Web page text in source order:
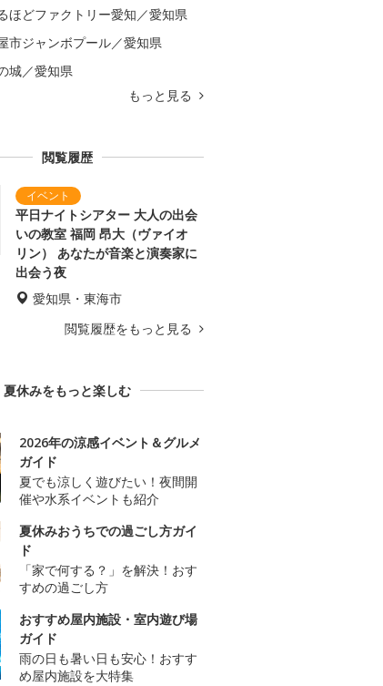
ほどファクトリー愛知／愛知県
市ジャンボプール／愛知県
城／愛知県
もっと見る
閲覧履歴
平日ナイトシアター 大人の出会
いの教室 福岡 昂大（ヴァイオ
リン） あなたが音楽と演奏家に
出会う夜
愛知県・東海市
閲覧履歴をもっと見る
夏休みをもっと楽しむ
2026年の涼感イベント＆グルメ
ガイド
夏でも涼しく遊びたい！夜間開
催や水系イベントも紹介
夏休みおうちでの過ごし方ガイ
ド
「家で何する？」を解決！おす
すめの過ごし方
おすすめ屋内施設・室内遊び場
ガイド
雨の日も暑い日も安心！おすす
め屋内施設を大特集